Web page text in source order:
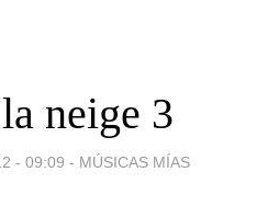
neige 3
- 09:09 - MÚSICAS MÍAS